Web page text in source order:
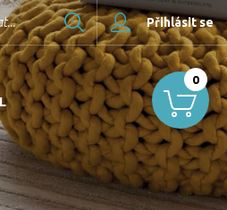
Přihlásit se
Hledat
0